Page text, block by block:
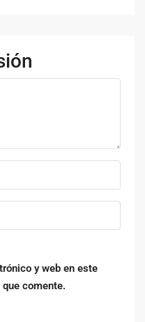
y web en este
comente.